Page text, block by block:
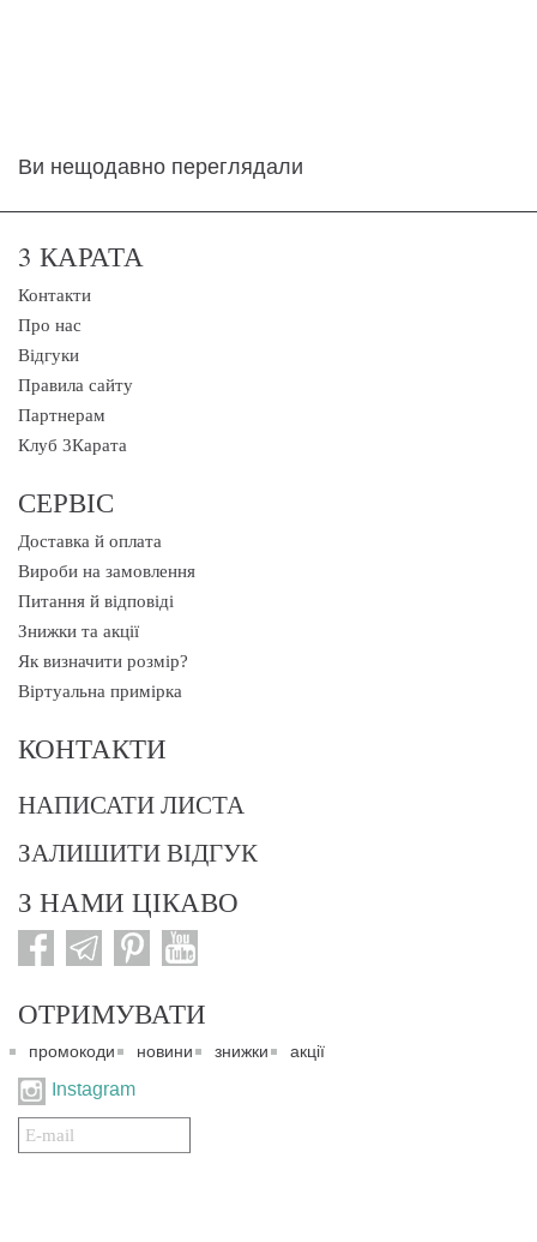
Ви нещодавно переглядали
3 КАРАТА
Контакти
Про нас
Відгуки
Правила сайту
Партнерам
Клуб 3Карата
СЕРВІС
Доставка й оплата
Вироби на замовлення
Питання й відповіді
Знижки та акції
Як визначити розмір?
Віртуальна примірка
КОНТАКТИ
НАПИСАТИ ЛИСТА
ЗАЛИШИТИ ВІДГУК
З НАМИ ЦІКАВО
ОТРИМУВАТИ
промокоди новини знижки акції
Instagram
Подписаться
на